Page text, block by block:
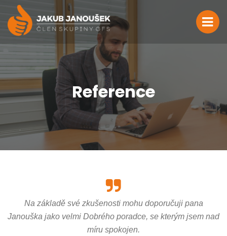
Reference
Na základě své zkušenosti mohu doporučuji pana
Janouška jako velmi Dobrého poradce, se kterým jsem nad
míru spokojen.